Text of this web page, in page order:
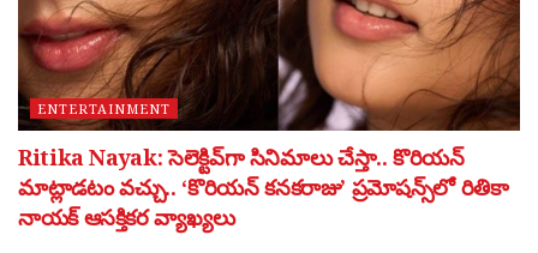
ENTERTAINMENT
Ritika Nayak: సెలెక్టివ్‌గా సినిమాలు చేస్తా.. కొరియన్
మాట్లాడటం వచ్చు.. ‘కొరియన్ కనకరాజు’ ప్రమోషన్స్‌లో రితికా
నాయక్ ఆసక్తికర వ్యాఖ్యలు